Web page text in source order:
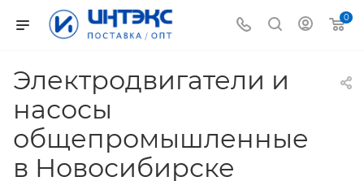
0
Электродвигатели и
насосы
общепромышленные
в Новосибирске